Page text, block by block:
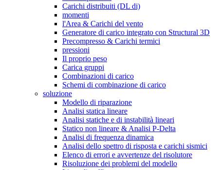
Carichi distribuiti (DL di)
momenti
l'Area & Carichi del vento
Generatore di carico integrato con Structural 3D
Precompresso & Carichi termici
pressioni
Il proprio peso
Carica gruppi
Combinazioni di carico
Schemi di combinazione di carico
soluzione
Modello di riparazione
Analisi statica lineare
Analisi statiche e di instabilità lineari
Statico non lineare & Analisi P-Delta
Analisi di frequenza dinamica
Analisi dello spettro di risposta e carichi sismici
Elenco di errori e avvertenze del risolutore
Risoluzione dei problemi del modello